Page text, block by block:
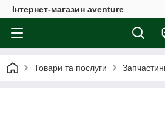
Інтернет-магазин aventure
Товари та послуги